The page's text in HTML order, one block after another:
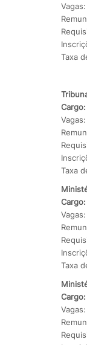
Taxa
Vagas:
Taxa
Taxa
Vagas: